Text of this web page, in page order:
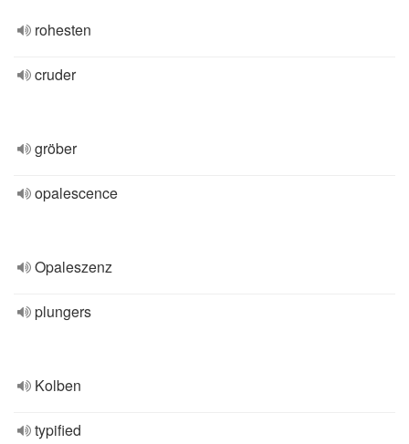
rohesten
cruder
gröber
opalescence
Opaleszenz
plungers
Kolben
typified